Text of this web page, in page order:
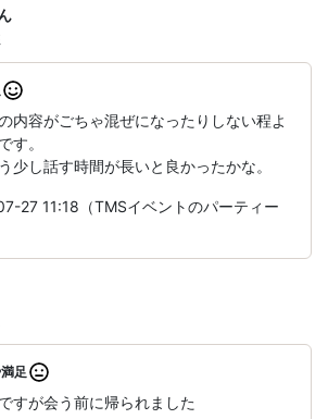
内容がごちゃ混ぜになったりしない程よ
す。
少し話す時間が長いと良かったかな。
27 11:18（TMSイベントのパーティー
足
すが会う前に帰られました